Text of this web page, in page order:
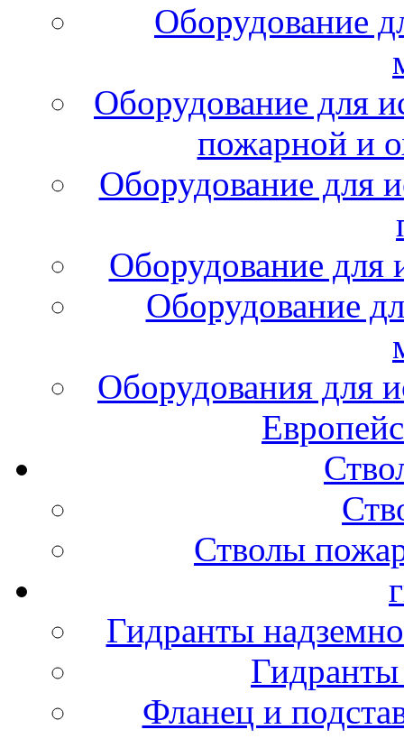
Оборудование
Оборудование для
пожарной и
Оборудование для
Оборудование для
Оборудование
Оборудования для
Стволы
Гидранты
Фланец и